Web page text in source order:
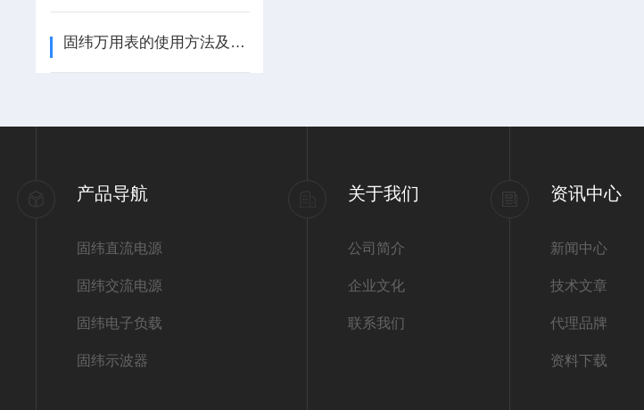
固纬万用表的使用方法及需要注意的细节
产品导航
固纬直流电源
固纬交流电源
固纬电子负载
固纬示波器
关于我们
公司简介
企业文化
联系我们
资讯中心
新闻中心
技术文章
代理品牌
资料下载